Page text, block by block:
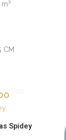
CM
Spidey